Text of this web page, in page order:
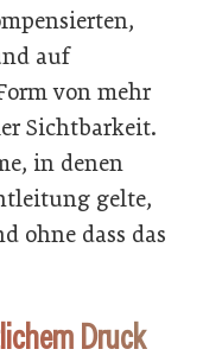
auf
von mehr
Sichtbarkeit.
in denen
gelte,
ohne dass das
Druck